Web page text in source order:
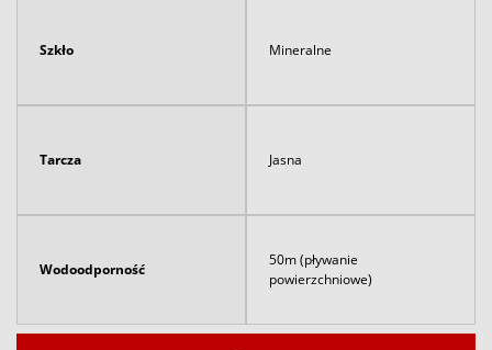
Szkło Mineralne
Tarcza Jasna
Wodoodporność
50m (pływanie
powierzchniowe)